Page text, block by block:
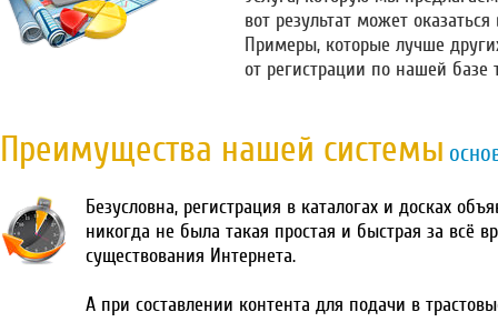
вот результат может
Примеры, которые лучше
от регистрации по нашей базе
Преимущества нашей системы
Безусловна, регистрация в каталогах и досках
никогда не была такая простая и быстрая за всё
существования Интернета.
А при составлении контента для подачи в